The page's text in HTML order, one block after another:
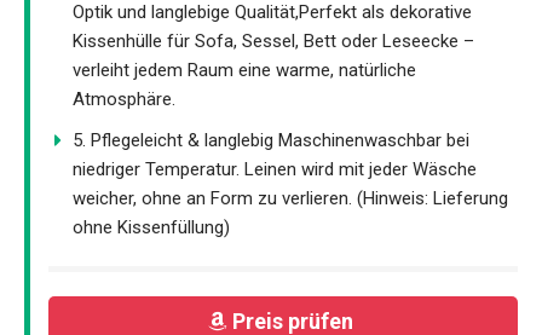
Optik und langlebige Qualität,Perfekt als dekorative
Kissenhülle für Sofa, Sessel, Bett oder Leseecke –
verleiht jedem Raum eine warme, natürliche
Atmosphäre.
5. Pflegeleicht & langlebig Maschinenwaschbar bei
niedriger Temperatur. Leinen wird mit jeder Wäsche
weicher, ohne an Form zu verlieren. (Hinweis: Lieferung
ohne Kissenfüllung)
Preis prüfen